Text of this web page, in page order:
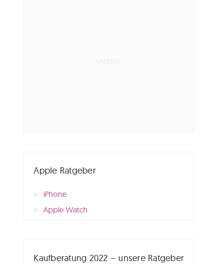
Apple Ratgeber
iPhone
Apple Watch
Kaufberatung 2022 – unsere Ratgeber